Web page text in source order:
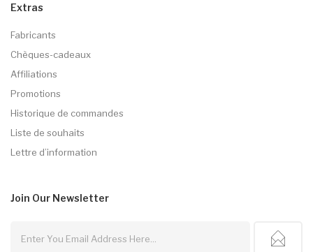
Extras
Fabricants
Chèques-cadeaux
Affiliations
Promotions
Historique de commandes
Liste de souhaits
Lettre d’information
Join Our Newsletter